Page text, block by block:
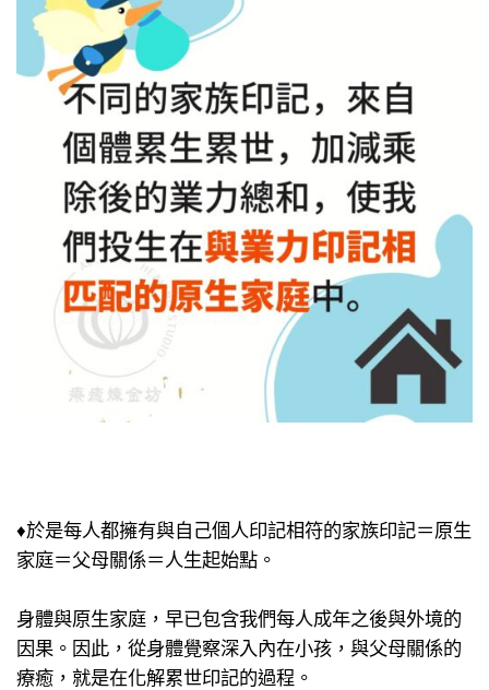
♦於是每人都擁有與自己個人印記相符的家族印記​＝原生
家庭＝父母關係＝人生起始點。​
身體與原生家庭，早已包含我們每人成年之後與外境的
因果。​因此，從身體覺察深入內在小孩​，與父母關係的
療癒，​就是在化解累世印記的過程。​